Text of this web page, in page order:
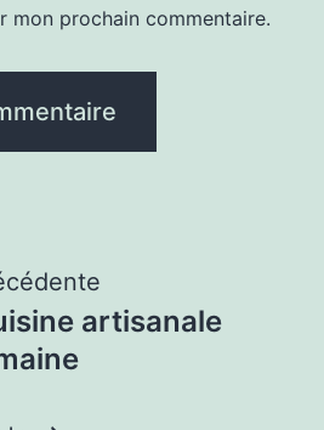
mon prochain commentaire.
artisanale